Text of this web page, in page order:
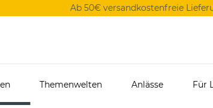
Ab 50€ versandkostenfreie
Themenwelten Anlässe Für